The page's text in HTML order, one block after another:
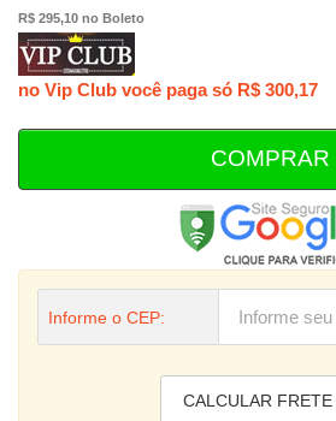
R$ 295,10 no Boleto
no Vip Club você paga só R$ 300,17
COMPRAR
Informe o CEP: